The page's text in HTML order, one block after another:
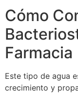
Cómo
Farmacia
Este tipo de agua
crecimiento y